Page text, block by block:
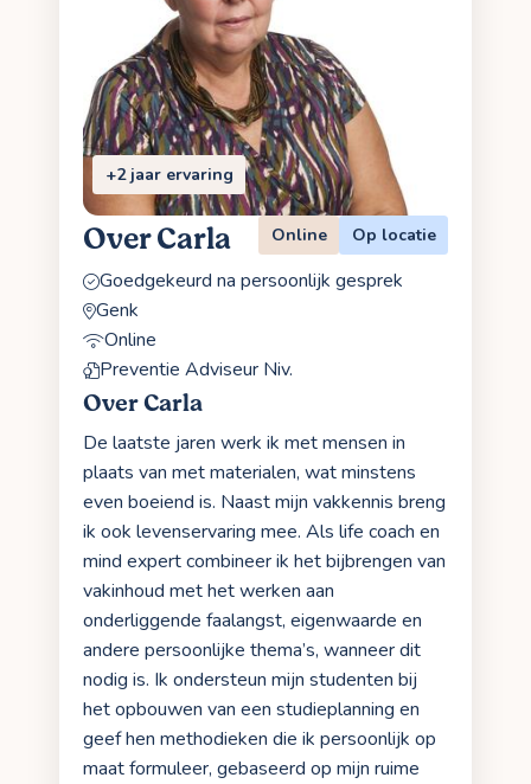
+2 jaar ervaring
Over Carla Online Op locatie
Goedgekeurd na persoonlijk gesprek
Genk
Online
Preventie Adviseur Niv.
Over Carla
De laatste jaren werk ik met mensen in
plaats van met materialen, wat minstens
even boeiend is. Naast mijn vakkennis breng
ik ook levenservaring mee. Als life coach en
mind expert combineer ik het bijbrengen van
vakinhoud met het werken aan
onderliggende faalangst, eigenwaarde en
andere persoonlijke thema’s, wanneer dit
nodig is. Ik ondersteun mijn studenten bij
het opbouwen van een studieplanning en
geef hen methodieken die ik persoonlijk op
maat formuleer, gebaseerd op mijn ruime